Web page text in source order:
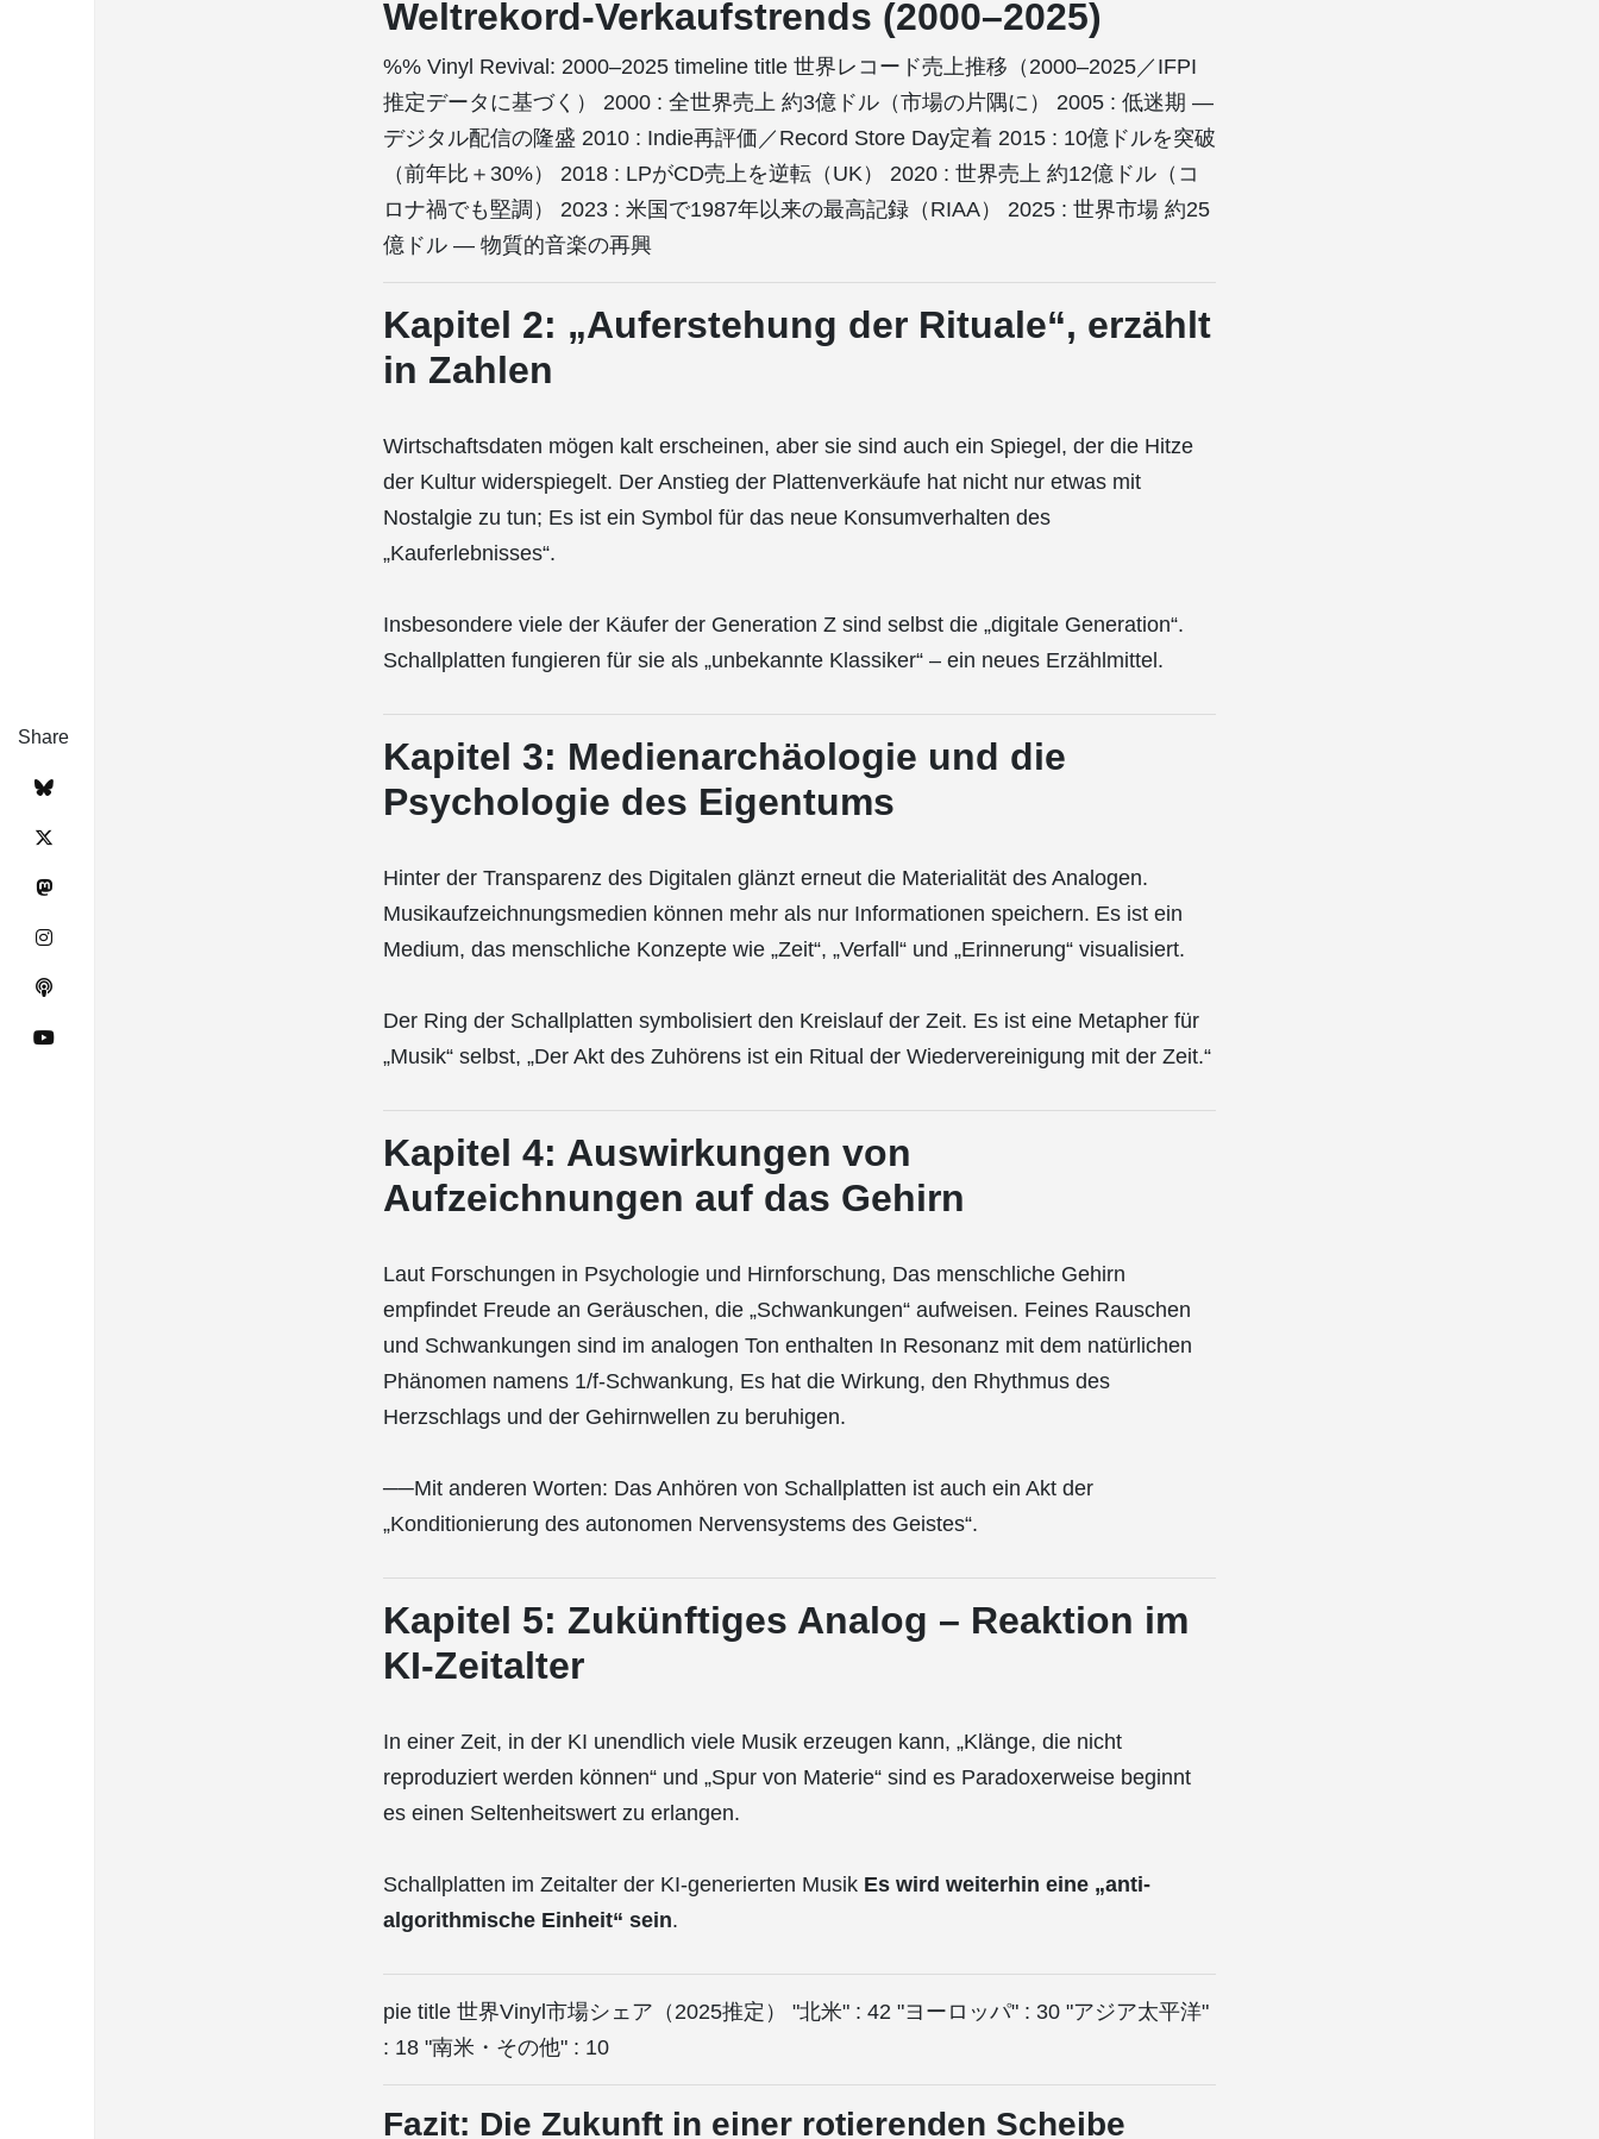
Weltrekord-Verkaufstrends (2000–2025)
%% Vinyl Revival: 2000–2025 timeline title 世界レコード売上推移（2000–2025／IFPI
推定データに基づく） 2000 : 全世界売上 約3億ドル（市場の片隅に） 2005 : 低迷期 —
デジタル配信の隆盛 2010 : Indie再評価／Record Store Day定着 2015 : 10億ドルを突破
（前年比＋30%） 2018 : LPがCD売上を逆転（UK） 2020 : 世界売上 約12億ドル（コ
ロナ禍でも堅調） 2023 : 米国で1987年以来の最高記録（RIAA） 2025 : 世界市場 約25
億ドル — 物質的音楽の再興
Kapitel 2: „Auferstehung der Rituale“, erzählt
in Zahlen
Wirtschaftsdaten mögen kalt erscheinen, aber sie sind auch ein Spiegel, der die Hitze
der Kultur widerspiegelt. Der Anstieg der Plattenverkäufe hat nicht nur etwas mit
Nostalgie zu tun; Es ist ein Symbol für das neue Konsumverhalten des
„Kauferlebnisses“.
Insbesondere viele der Käufer der Generation Z sind selbst die „digitale Generation“.
Schallplatten fungieren für sie als „unbekannte Klassiker“ – ein neues Erzählmittel.
Kapitel 3: Medienarchäologie und die
Psychologie des Eigentums
Hinter der Transparenz des Digitalen glänzt erneut die Materialität des Analogen.
Musikaufzeichnungsmedien können mehr als nur Informationen speichern. Es ist ein
Medium, das menschliche Konzepte wie „Zeit“, „Verfall“ und „Erinnerung“ visualisiert.
Der Ring der Schallplatten symbolisiert den Kreislauf der Zeit. Es ist eine Metapher für
„Musik“ selbst, „Der Akt des Zuhörens ist ein Ritual der Wiedervereinigung mit der Zeit.“
Kapitel 4: Auswirkungen von
Aufzeichnungen auf das Gehirn
Laut Forschungen in Psychologie und Hirnforschung, Das menschliche Gehirn
empfindet Freude an Geräuschen, die „Schwankungen“ aufweisen. Feines Rauschen
und Schwankungen sind im analogen Ton enthalten In Resonanz mit dem natürlichen
Phänomen namens 1/f-Schwankung, Es hat die Wirkung, den Rhythmus des
Herzschlags und der Gehirnwellen zu beruhigen.
──Mit anderen Worten: Das Anhören von Schallplatten ist auch ein Akt der
„Konditionierung des autonomen Nervensystems des Geistes“.
Kapitel 5: Zukünftiges Analog – Reaktion im
KI-Zeitalter
In einer Zeit, in der KI unendlich viele Musik erzeugen kann, „Klänge, die nicht
reproduziert werden können“ und „Spur von Materie“ sind es Paradoxerweise beginnt
es einen Seltenheitswert zu erlangen.
Schallplatten im Zeitalter der KI-generierten Musik Es wird weiterhin eine „anti-
algorithmische Einheit“ sein.
pie title 世界Vinyl市場シェア（2025推定） "北米" : 42 "ヨーロッパ" : 30 "アジア太平洋"
: 18 "南米・その他" : 10
Fazit: Die Zukunft in einer rotierenden Scheibe
Share